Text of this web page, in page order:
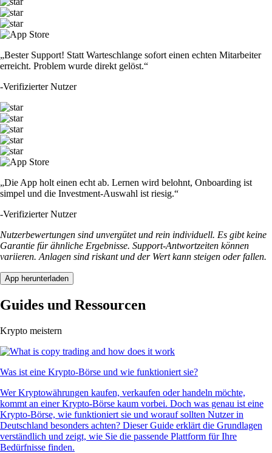
„Bester Support! Statt Warteschlange sofort einen echten Mitarbeiter
erreicht. Problem wurde direkt gelöst.“
-Verifizierter Nutzer
„Die App holt einen echt ab. Lernen wird belohnt, Onboarding ist
simpel und die Investment-Auswahl ist riesig.“
-Verifizierter Nutzer
Nutzerbewertungen sind unvergütet und rein individuell. Es gibt keine
Garantie für ähnliche Ergebnisse. Support-Antwortzeiten können
variieren. Anlagen sind riskant und der Wert kann steigen oder fallen.
App herunterladen
Guides und Ressourcen
Krypto meistern
Was ist eine Krypto-Börse und wie funktioniert sie?
Wer Kryptowährungen kaufen, verkaufen oder handeln möchte,
kommt an einer Krypto-Börse kaum vorbei. Doch was genau ist eine
Krypto-Börse, wie funktioniert sie und worauf sollten Nutzer in
Deutschland besonders achten? Dieser Guide erklärt die Grundlagen
verständlich und zeigt, wie Sie die passende Plattform für Ihre
Bedürfnisse finden.